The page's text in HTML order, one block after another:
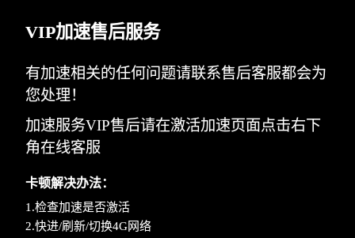
VIP加速售后服务
有加速相关的任何问题请联系售后客服都会为
您处理！
加速服务VIP售后请在激活加速页面点击右下
角在线客服
卡顿解决办法：
1.检查加速是否激活
2.快进/刷新/切换4G网络